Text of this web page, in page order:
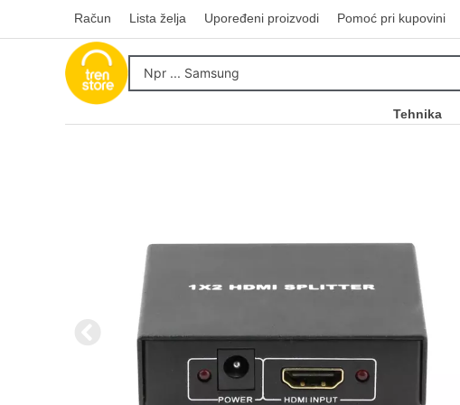
Račun Lista želja Upoređeni proizvodi Pomoć pri kupovini
Tehnika